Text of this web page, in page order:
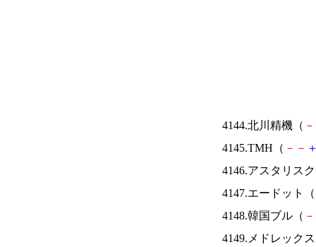
4144.北川精機（ －
4145.TMH（ － －
4146.アスタリス
4147.エードット（
4148.韓国ブル（ －
4149.メドレック